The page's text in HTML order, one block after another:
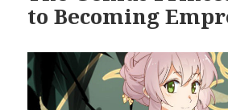
to Becoming